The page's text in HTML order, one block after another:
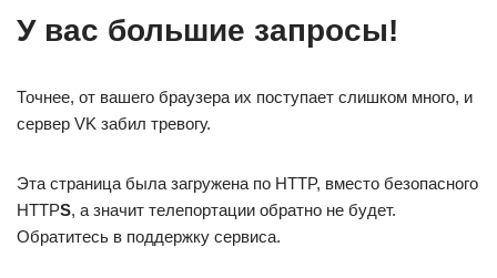
У вас большие запросы!
Точнее, от вашего браузера их поступает слишком много, и
сервер VK забил тревогу.
Эта страница была загружена по HTTP, вместо безопасного
HTTPS, а значит телепортации обратно не будет.
Обратитесь в поддержку сервиса.